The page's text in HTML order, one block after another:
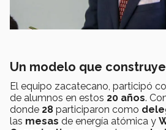
Un modelo que
El equipo zacatecano, participó
de alumnos en estos 20 años.
donde 28 participaron como
las mesas de energía atómica y